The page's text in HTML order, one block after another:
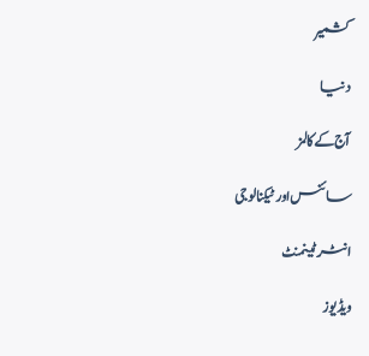
کشمیر
دنیا
آج کے کالمز
سائنس اور ٹیکنالوجی
انٹرٹینمنٹ
ویڈیوز